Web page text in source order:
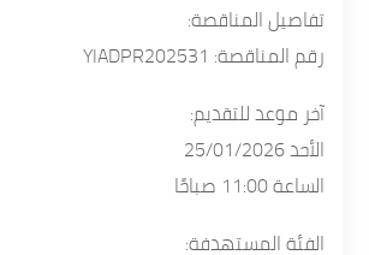
تفاصيل المناقصة:
رقم المناقصة: YIADPR202531
آخر موعد للتقديم:
الأحد 25/01/2026
الساعة 11:00 صباحًا
الفئة المستهدفة: